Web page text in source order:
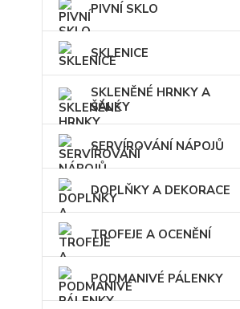
PIVNÍ SKLO
SKLENICE
SKLENĚNÉ HRNKY A
ŠÁLKY
SERVÍROVÁNÍ NÁPOJŮ
DOPLŇKY A DEKORACE
TROFEJE A OCENĚNÍ
PODMANIVÉ PÁLENKY